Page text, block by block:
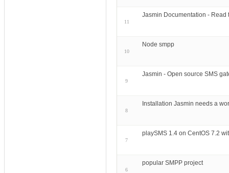
11
Jasmin Documentation - Read
10
Node smpp
9
Jasmin - Open source SMS
8
Installation Jasmin needs a
7
playSMS 1.4 on CentOS 7.2
6
popular SMPP project